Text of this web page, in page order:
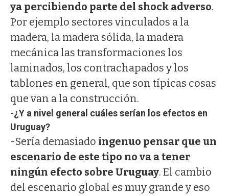
ya percibiendo parte del shock adverso.
Por ejemplo sectores vinculados a la
madera, la madera sólida, la madera
mecánica las transformaciones los
laminados, los contrachapados y los
tablones en general, que son típicas cosas
que van a la construcción.
-¿Y a nivel general cuáles serían los efectos en
Uruguay?
-Sería demasiado ingenuo pensar que un
escenario de este tipo no va a tener
ningún efecto sobre Uruguay. El cambio
del escenario global es muy grande y eso